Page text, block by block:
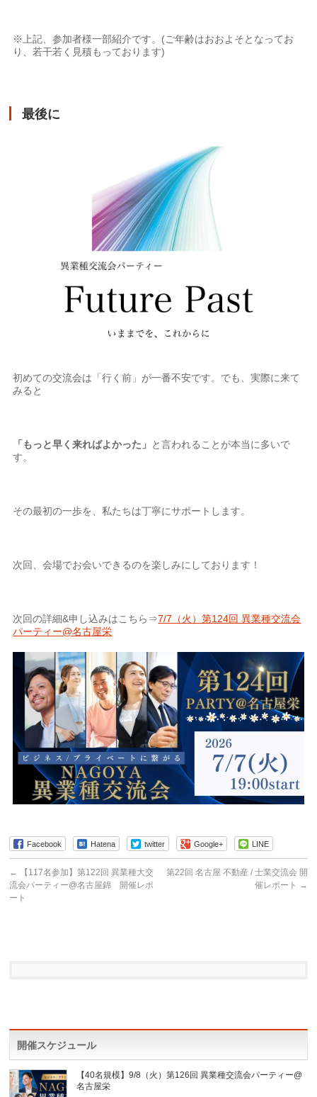
※上記、参加者様一部紹介です。(ご年齢はおおよそとなってお
り、若干若く見積もっております)
最後に
初めての交流会は「行く前」が一番不安です。でも、実際に来て
みると
「もっと早く来ればよかった」 と言われることが本当に多いで
す。
その最初の一歩を、私たちは丁寧にサポートします。
次回、会場でお会いできるのを楽しみにしております！
次回の詳細&申し込みはこちら⇒7/7（火）第124回 異業種交流会
パーティー@名古屋栄
Facebook Hatena twitter Google+ LINE
←
【117名参加】第122回 異業種大交
流会パーティー@名古屋錦 開催レポ
ート
第22回 名古屋 不動産 / 士業交流会 開
催レポート →
開催スケジュール
【40名規模】9/8（火）第126回 異業種交流会パーティー@
名古屋栄